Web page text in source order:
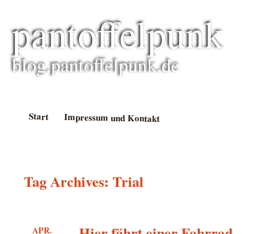
pantoffelpunk
blog.pantoffelpunk.de
Start Impressum und Kontakt
Tag Archives: Trial
APR.